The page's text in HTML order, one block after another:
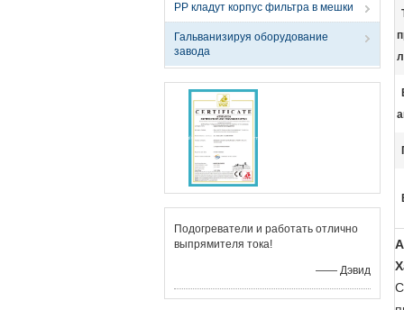
PP кладут корпус фильтра в мешки
Гальванизируя оборудование
завода
Подогреватели и работать отлично
выпрямителя тока!
—— Дэвид